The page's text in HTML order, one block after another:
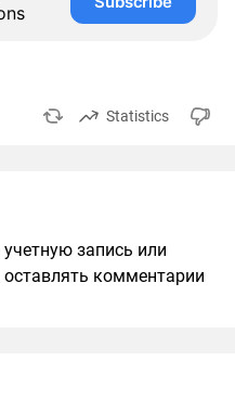
Statistics
запись или
комментарии